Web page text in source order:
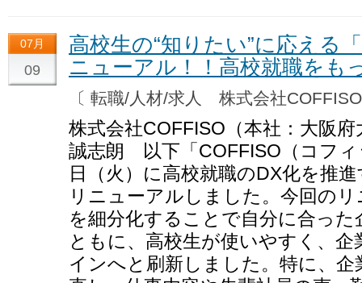
07月
09
高校生の“知りたい”に応える
ニューアル！！高校就職をも
〔 転職/人材/求人 株式会社
株式会社COFFISO（本社：大阪
誠志朗 以下「COFFISO（コフ
日（火）に高校就職のDX化を推
リニューアルしました。今回の
を細分化することで自分に合っ
ともに、高校生が使いやすく、
インへと刷新しました。特に、